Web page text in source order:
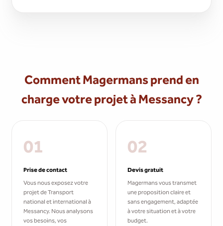
Comment Magermans prend en
charge votre projet à Messancy ?
01
Prise de contact
Vous nous exposez votre
projet de Transport
national et international à
Messancy. Nous analysons
vos besoins, vos
02
Devis gratuit
Magermans vous transmet
une proposition claire et
sans engagement, adaptée
à votre situation et à votre
budget.